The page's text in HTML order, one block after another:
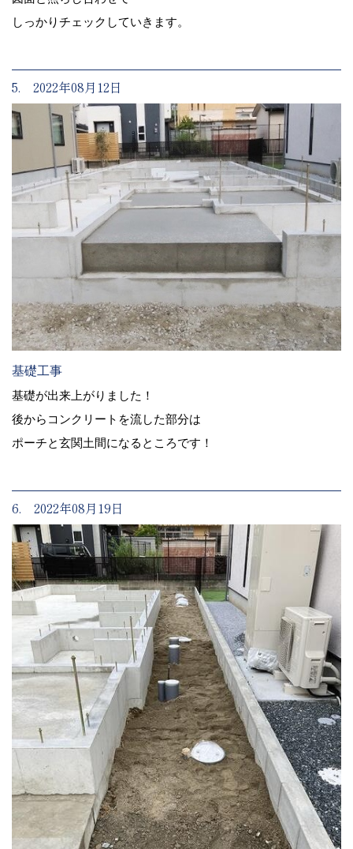
しっかりチェックしていきます。
5. 2022年08月12日
基礎工事
基礎が出来上がりました！
後からコンクリートを流した部分は
ポーチと玄関土間になるところです！
6. 2022年08月19日